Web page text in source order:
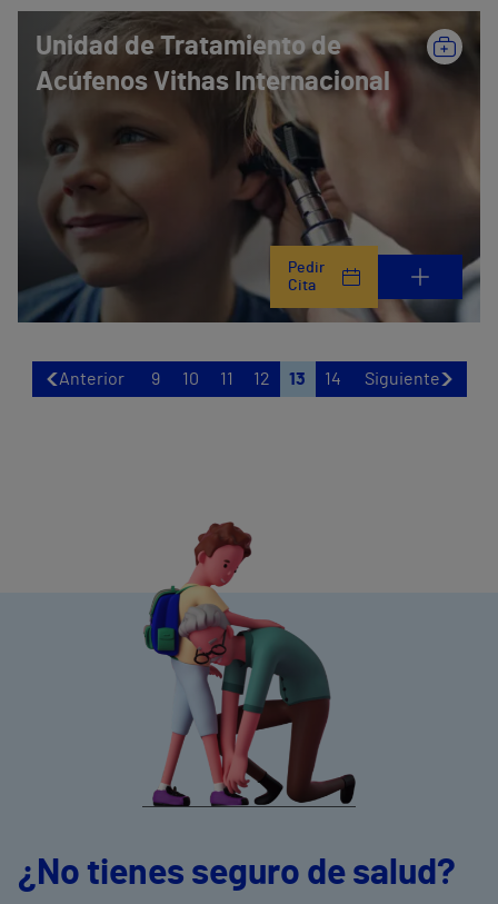
Unidad de Tratamiento de
Acúfenos Vithas Internacional
Pedir
Cita
Anterior 9 10 11 12 13 14 Siguiente
¿No tienes seguro de salud?